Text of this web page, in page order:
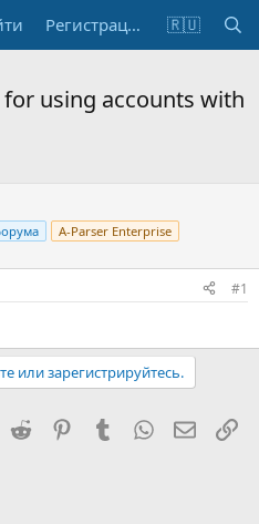
Регистрация 🇷🇺
using accounts with
A-Parser Enterprise
#1
или зарегистрируйтесь.
Reddit PinterestTumblr WhatsApp